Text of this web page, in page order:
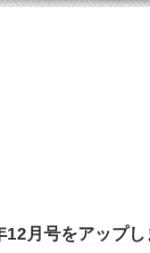
月号をアップし